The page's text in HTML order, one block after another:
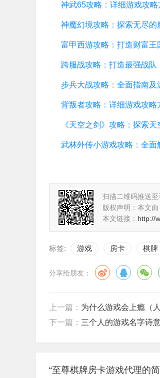
神武65攻略：详细游戏攻略
富甲西游攻略：打造财富王
跨服战攻略：打造最强战队
步兵大战攻略：全面指南及
背叛者攻略：详细游戏攻略
《天空之剑》攻略：探索
扫描二维码推送至
版权声明：本文由
本文链接： http://
标签: 游戏 房卡 棋牌
分享给朋友：
上一篇： 为什么游戏会上瘾（
下一篇： 三个人的游戏名字诗
“至尊棋牌房卡游戏代理的